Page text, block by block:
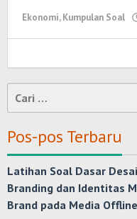
Ekonomi,Kumpulan Soal
Cari
untuk:
Pos-pos Terbaru
Latihan Soal Dasar
Branding dan Identitas
Brand pada Media